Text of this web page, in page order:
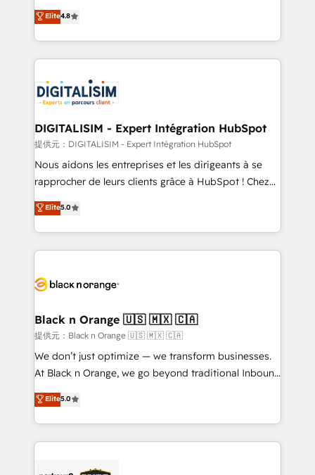
CRM, Solutions Architecture, Onboarding , Data
Migration, Custom Integration & Platform
team of 25+ experts Contact us today to help you
get more from your investment in HubSpot.
HubSpot CRM Partner offering you a roadmap on
maximizing EBITDA and achieving Commercial
Excellence. With our targeted processes, we
strengthen your digital transformation and minimize
Implementation partner, we provide expertise to
drive your business forward. Since 2015 we are fully
dedicated to HubSpot and with an experienced
team (50+), we work with reputable companies in
B2B sectors such as manufacturing, SaaS and
business services. We prepare a customized
impact of your digital transformation, including a
detailed financial rationale with a focus on ROI and
embark on a transformational journey that sets your
business up for long-term success. Unlock your
business. If not now, when?
Elite4.8
DIGITALISIM - Expert Intégration HubSpot
提供元：DIGITALISIM - Expert Intégration HubSpot
Nous aidons les entreprises et les dirigeants à se
rapprocher de leurs clients grâce à HubSpot ! Chez
DIGITALISIM, nous avons l'intime conviction que la
réussite des entreprises passe par l’innovation web,
le marketing digital, et la relation client ! C'est
pourquoi, nos experts sont à la fois capables de
référencement, votre stratégie digitale et le pilotage
projet HubSpot avec DIGITALISIM : 🧽 Nettoyage,
migration et intégration des bases de données. 🚀
Développement des interfaces avec vos logiciels
métiers ⚙️ Configuration de la plateforme HubSpot
Book Process & Guidelines utilisateurs 🎓
Formations des utilisateurs
Elite5.0
Black n Orange 🇺🇸 🇲🇽 🇨🇦
提供元：Black n Orange 🇺🇸 🇲🇽 🇨🇦
We don’t just optimize — we transform businesses.
At Black n Orange, we go beyond traditional Inbound
Marketing with our exclusive methodologies:
BOOMS and BOOST. Together, they form a powerful
combination that has driven success for over 800
businesses worldwide. As Elite HubSpot Partners, we
Elite5.0